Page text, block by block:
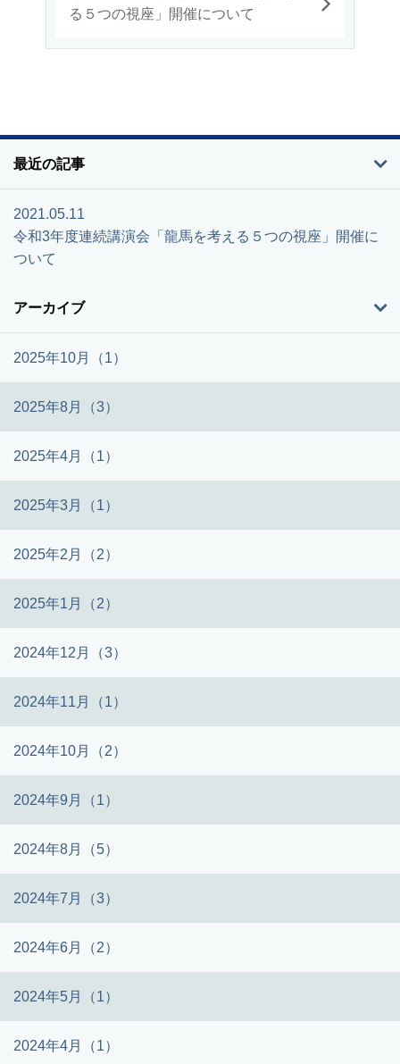
る５つの視座」開催について
最近の記事
2021.05.11
令和3年度連続講演会「龍馬を考える５つの視座」開催に
ついて
アーカイブ
2025年10月（1）
2025年8月（3）
2025年4月（1）
2025年3月（1）
2025年2月（2）
2025年1月（2）
2024年12月（3）
2024年11月（1）
2024年10月（2）
2024年9月（1）
2024年8月（5）
2024年7月（3）
2024年6月（2）
2024年5月（1）
2024年4月（1）